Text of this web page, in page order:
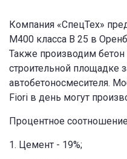
Компания «СпецТех»
M400 класса B 25 в
Также производим бетон
строительной площадке
автобетоносмесителя.
Fiori в день могут
Процентное
Цемент - 19%;